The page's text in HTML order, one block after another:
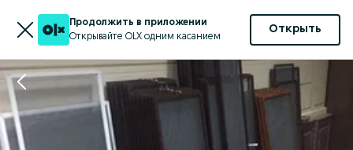
Продолжить в приложении
Открывайте OLX одним касанием
Открыть